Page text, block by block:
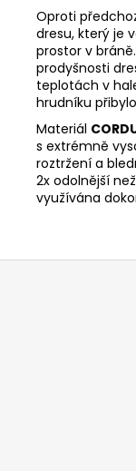
Oproti
dresu, který je
prostor v
prodyšnosti
teplotách v
hrudníku
Materiál
s extrémně
roztržení a
2x odolnější
využívána
Z